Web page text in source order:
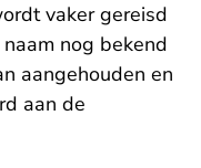
vaker gereisd
nog bekend
aangehouden en
aan de